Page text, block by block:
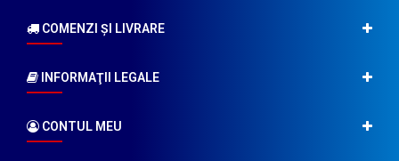
COMENZI ŞI LIVRARE
INFORMAŢII LEGALE
CONTUL MEU